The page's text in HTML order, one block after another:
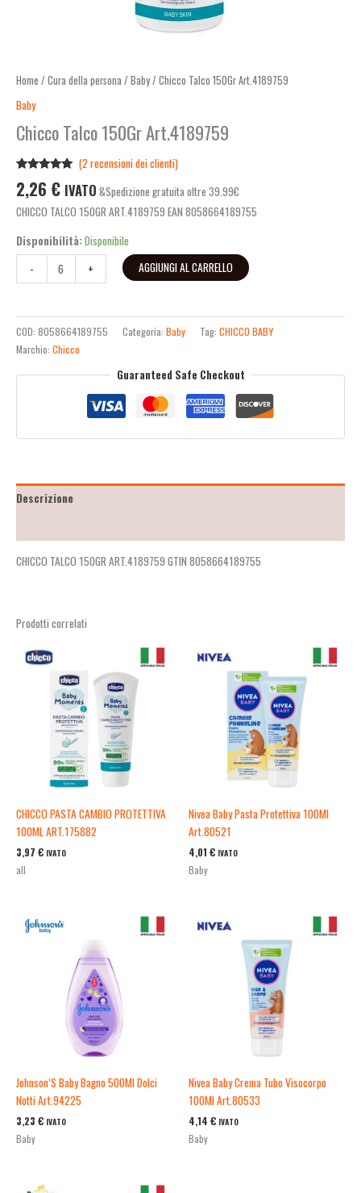
Home / Cura della persona / Baby/ Chicco Talco 150Gr Art.4189759
Baby
Chicco Talco 150Gr Art.4189759
5.00su 5
su base di
recensioni
(2 recensioni dei clienti)
2,26 € IVATO &Spedizione gratuita oltre 39.99€
CHICCO TALCO 150GR ART.4189759 EAN 8058664189755
Disponibilità:Disponibile
-
+ AGGIUNGI AL CARRELLO
COD: 8058664189755 Categoria: Baby Tag: CHICCO BABY
Marchio: Chicco
Guaranteed Safe Checkout
Descrizione
CHICCO TALCO 150GR ART.4189759 GTIN 8058664189755
Prodotti correlati
CHICCO PASTA CAMBIO PROTETTIVA
100ML ART.175882
3,97 € IVATO
all
Nivea Baby Pasta Protettiva 100Ml
Art.80521
4,01 € IVATO
Baby
Johnson’S Baby Bagno 500Ml Dolci
Notti Art.94225
3,23 € IVATO
Baby
Nivea Baby Crema Tubo Visocorpo
100Ml Art.80533
4,14 € IVATO
Baby